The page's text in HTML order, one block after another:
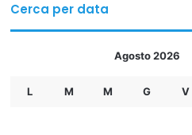
Cerca per data
Agosto 2026
L M M G V